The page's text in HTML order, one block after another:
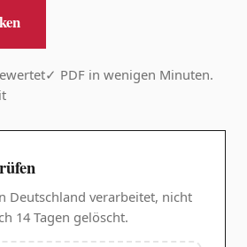
✓ PDF in wenigen Minuten.
Deutschland verarbeitet, nicht
14 Tagen gelöscht.